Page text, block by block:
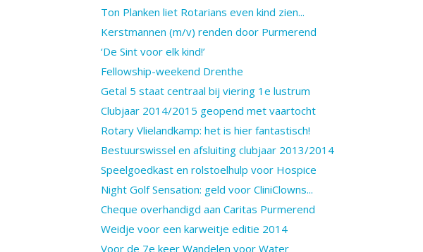
Ton Planken liet Rotarians even kind zien...
Kerstmannen (m/v) renden door Purmerend
‘De Sint voor elk kind!’
Fellowship-weekend Drenthe
Getal 5 staat centraal bij viering 1e lustrum
Clubjaar 2014/2015 geopend met vaartocht
Rotary Vlielandkamp: het is hier fantastisch!
Bestuurswissel en afsluiting clubjaar 2013/2014
Speelgoedkast en rolstoelhulp voor Hospice
Night Golf Sensation: geld voor CliniClowns...
Cheque overhandigd aan Caritas Purmerend
Weidje voor een karweitje editie 2014
Voor de 7e keer Wandelen voor Water